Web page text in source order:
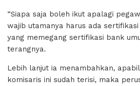
“Siapa saja boleh ikut apalagi
wajib utamanya harus ada sertifikasi
yang memegang sertifikasi bank
terangnya.
Lebih lanjut ia menambahkan,
komisaris ini sudah terisi, maka